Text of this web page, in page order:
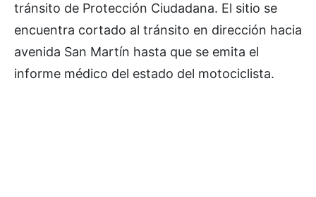
tránsito de Protección Ciudadana. El sitio se
encuentra cortado al tránsito en dirección hacia
avenida San Martín hasta que se emita el
informe médico del estado del motociclista.